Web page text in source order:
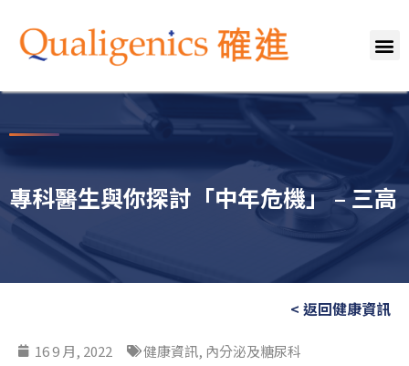
專科醫生與你探討「中年危機」 – 三高
16 9 月, 2022 健康資訊, 內分泌及糖尿科
< 返回健康資訊